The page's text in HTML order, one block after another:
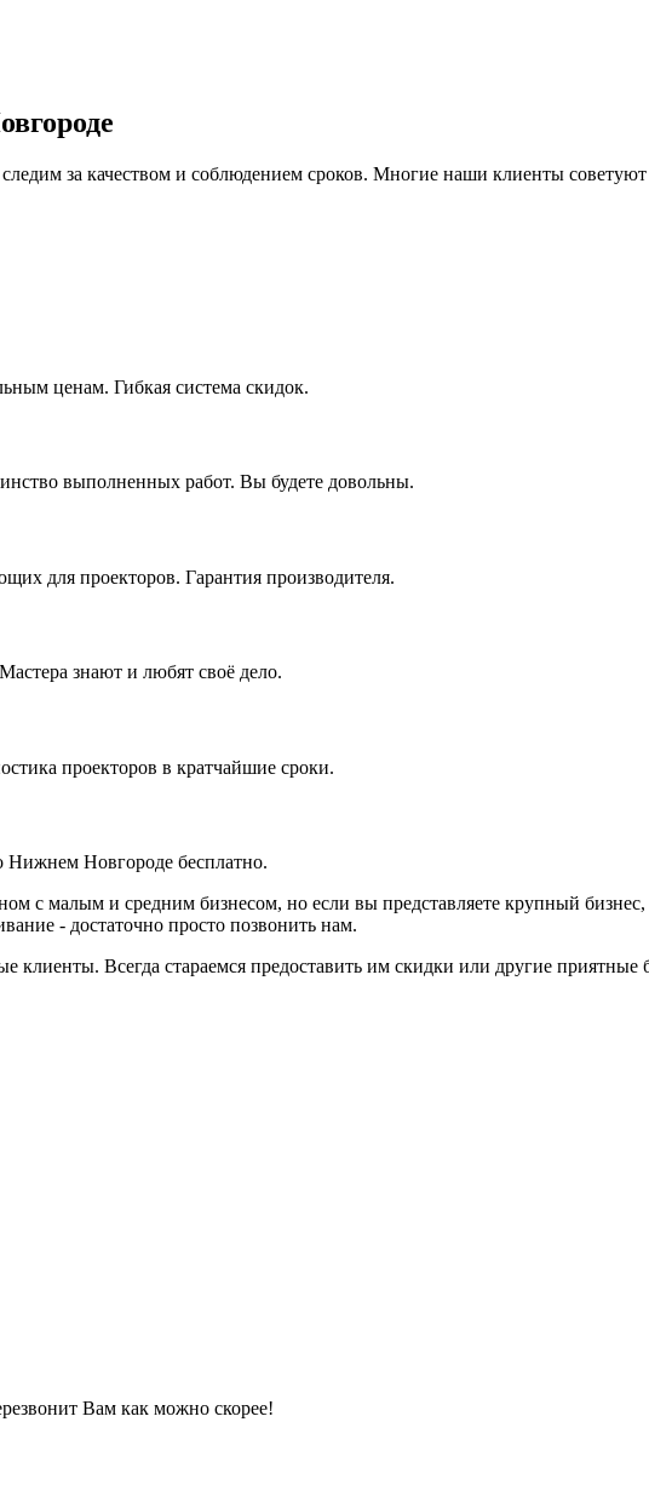
за качеством и соблюдением сроков. Многие наши клиенты
ценам. Гибкая система скидок.
выполненных работ. Вы будете довольны.
для проекторов. Гарантия производителя.
знают и любят своё дело.
проекторов в кратчайшие сроки.
Нижнем Новгороде бесплатно.
с малым и средним бизнесом, но если вы представляете крупный
- достаточно просто позвонить нам.
Всегда стараемся предоставить им скидки или другие
Вам как можно скорее!